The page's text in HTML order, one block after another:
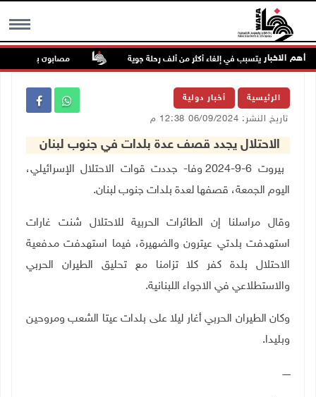
MENU أهم الاخبار
الصين ويتسبب في إلغاء أكثر من ألف رحلة جوية مصابون بنيران
الرئيسية أخبار دولية
تاريخ النشر: 06/09/2024 12:38 م
الاحتلال يجدد قصف عدة بلدات في جنوب لبنان
بيروت
6-9-2024 وفا- جددت قوات الاحتلال الإسرائيلي،
اليوم الجمعة، قصفها لعدة بلدات جنوب لبنان.
وقال مراسلنا إن الطائرات الحربية للاحتلال شنت غارات
استهدفت بلدتي عيترون والضهيرة، فيما استهدفت مدفعية
الاحتلال بلدة كفر كلا تزامنا مع تحليق الطيران الحربي
والاستطلاعي في الاجواء اللبنانية.
وكان الطيران الحربي أغار ليلا على بلدات عيتا الشعب ومروحين
وبليدا.
ـــــ